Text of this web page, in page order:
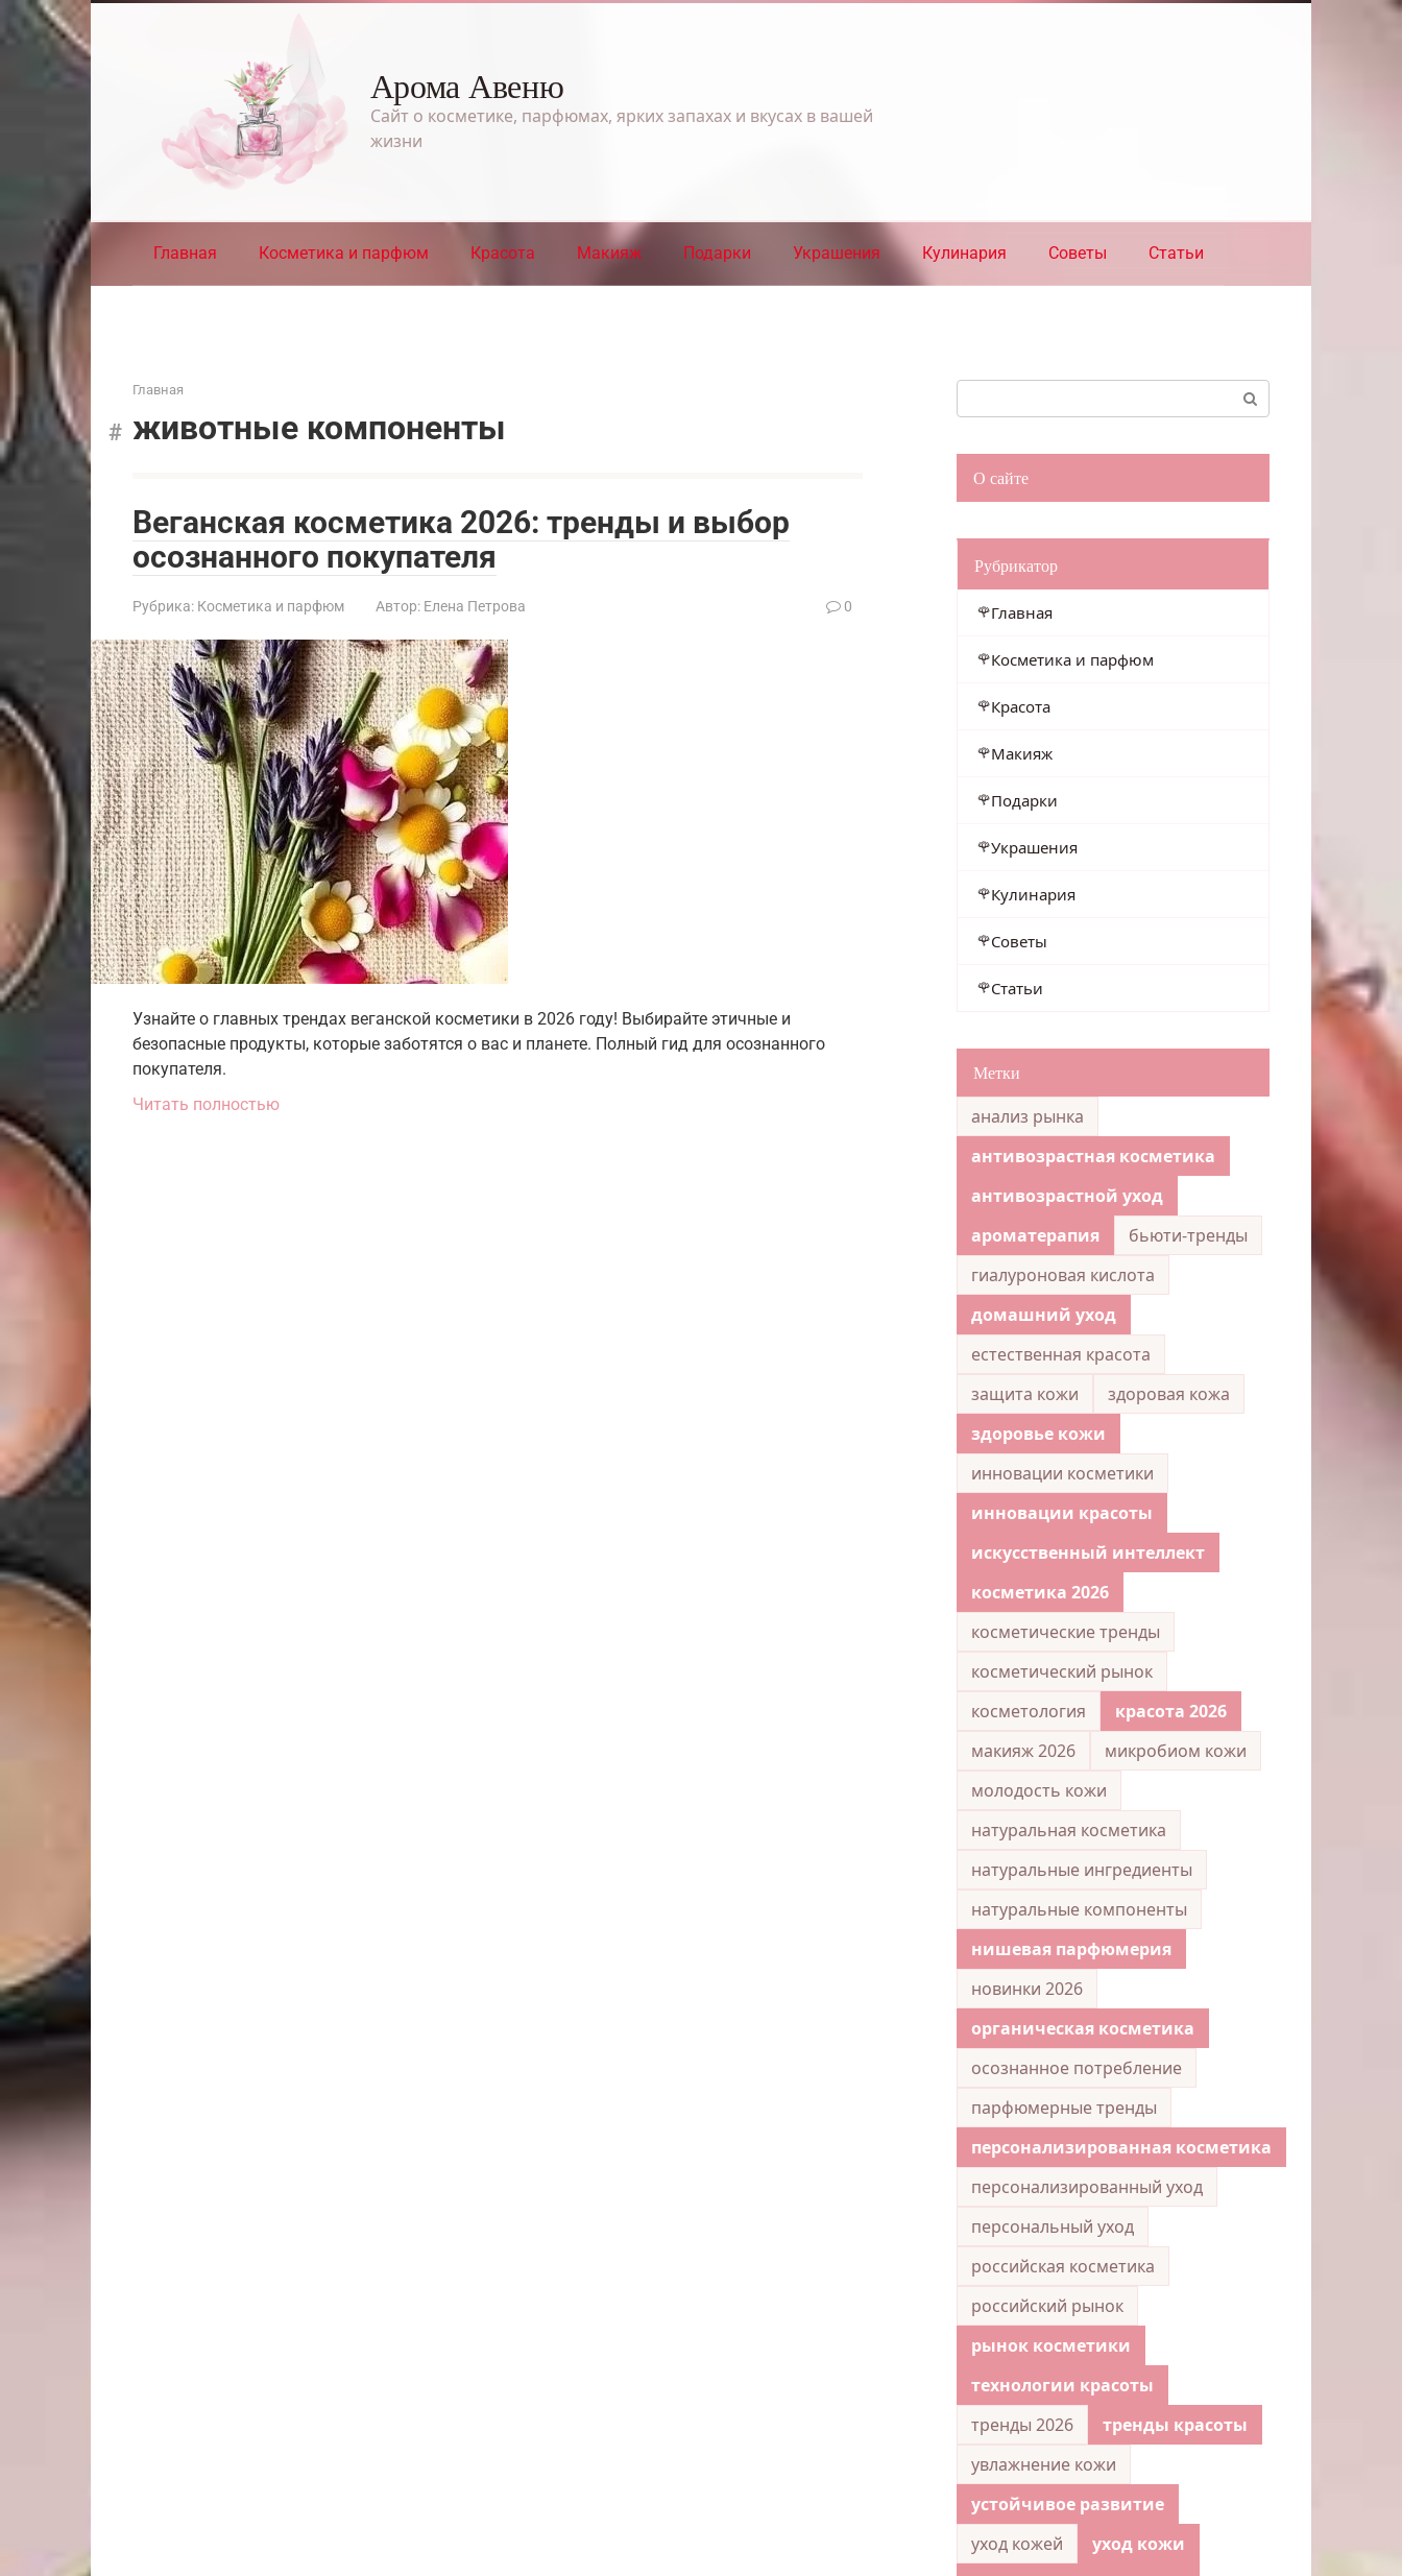
Перейти
к
контенту
Арома Авеню
Сайт о косметике, парфюмах, ярких запахах и вкусах в вашей
жизни
Главная Косметика и парфюм Красота Макияж Подарки Украшения Кулинария Советы Статьи
Главная
животные компоненты
Веганская косметика 2026: тренды и выбор
осознанного покупателя
Рубрика: Косметика и парфюм Автор: Елена Петрова 0
Узнайте о главных трендах веганской косметики в 2026 году! Выбирайте этичные и
безопасные продукты, которые заботятся о вас и планете. Полный гид для осознанного
покупателя.
Читать полностью
О сайте
Рубрикатор
Главная
Косметика и парфюм
Красота
Макияж
Подарки
Украшения
Кулинария
Советы
Статьи
Метки
анализ рынка
антивозрастная косметика
антивозрастной уход
ароматерапия
бьюти-тренды
гиалуроновая кислота
домашний уход
естественная красота
защита кожи
здоровая кожа
здоровье кожи
инновации косметики
инновации красоты
искусственный интеллект
косметика 2026
косметические тренды
косметический рынок
косметология
красота 2026
макияж 2026
микробиом кожи
молодость кожи
натуральная косметика
натуральные ингредиенты
натуральные компоненты
нишевая парфюмерия
новинки 2026
органическая косметика
осознанное потребление
парфюмерные тренды
персонализированная косметика
персонализированный уход
персональный уход
российская косметика
российский рынок
рынок косметики
технологии красоты
тренды 2026
тренды красоты
увлажнение кожи
устойчивое развитие
уход кожей
уход кожи